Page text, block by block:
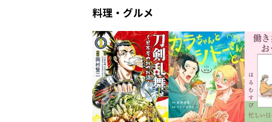
／永井豪 ／文玲カナ ／猫草わた ／大樂よう ／餅田ぷり ／空山トキ ／五色安味 ／伍長 ／モリエサトシ ／五色安未
／小村あゆみ ／秋野桜花 ／朱村咲 ／小菊路よう ／えびの ／関西だし ／麻生りーち ／泉庭花 ／葉山桐 ／うさみひろ ／日永みう ／犬走炯 ／星野
翼 ／こうちまんがフェスティバル実行委員会 ／卯月ココ ／帆高晴海 ／こそうねずみ ／平坂はるか ／かずーほ。 ／がんばるとうふ ／見ル野栄司
／アビディ井上 ／常盤ギヨ
料理・グルメ